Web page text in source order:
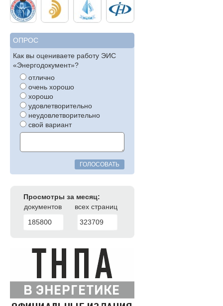
ОПРОС
Как вы оцениваете работу ЭИС
«Энергодокумент»?
отлично
очень хорошо
хорошо
удовлетворительно
неудовлетворительно
свой вариант
ГОЛОСОВАТЬ
Просмотры за месяц:
документов
всех страниц
185800
323709